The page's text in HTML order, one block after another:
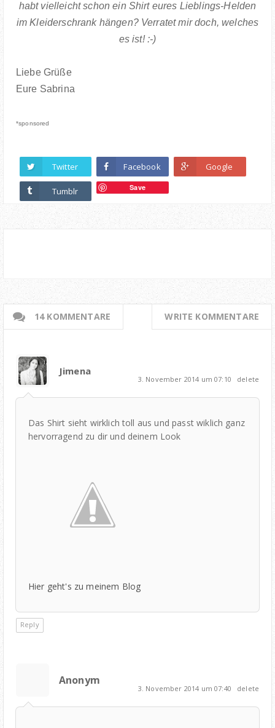
habt vielleicht schon ein Shirt eures Lieblings-Helden
im Kleiderschrank hängen? Verratet mir doch, welches
es ist! :-)
Liebe Grüße
Eure Sabrina
*sponsored
Twitter Facebook Google
Tumblr Save
14 KOMMENTARE WRITE KOMMENTARE
Jimena
3. November 2014 um 07:10 delete
Das Shirt sieht wirklich toll aus und passt wiklich ganz
hervorragend zu dir und deinem Look
Hier geht's zu meinem Blog
Reply
Anonym
3. November 2014 um 07:40 delete